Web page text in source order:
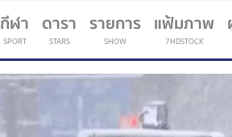
กีฬา
SPORT
(current)
ดารา
STARS
รายการ
SHOW
แฟ้มภาพ
7HDSTOCK